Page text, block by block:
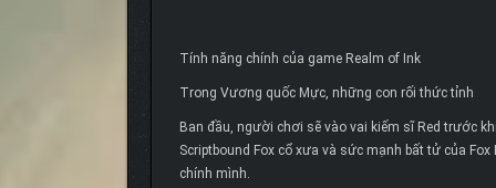
Tính năng chính của game Realm of Ink
Trong Vương quốc Mực, những con rối thức tỉnh
Ban đầu, người chơi sẽ vào vai kiếm sĩ Red trước
Scriptbound Fox cổ xưa và sức mạnh bất tử của
chính mình.